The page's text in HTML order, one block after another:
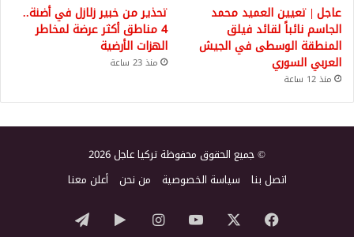
عاجل | تعيين العميد محمد
الجاسم نائباً لقائد فيلق
المنطقة الوسطى في الجيش
العربي السوري
منذ 12 ساعة
تحذير من خبير زلازل في أضنة..
4 مناطق أكثر عرضة لمخاطر
الهزات الأرضية
منذ 23 ساعة
© جميع الحقوق محفوظة تركيا عاجل 2026
اتصل بنا سياسة الخصوصية من نحن أعلن معنا
فيسبوك ‫YouTubeانستقرام‏Googleتيلقرام